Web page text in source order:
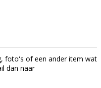
foto's of een ander item wat
dan naar